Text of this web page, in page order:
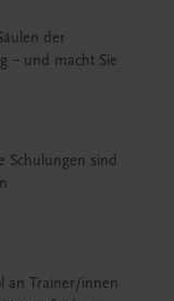
der
– und macht Sie
Schulungen sind
an Trainer/innen